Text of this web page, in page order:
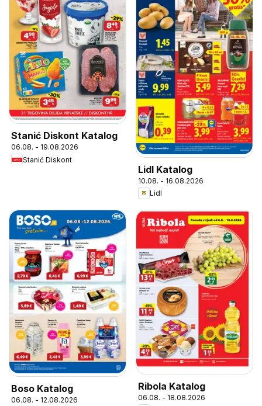
Stanić Diskont Katalog
06.08. - 19.08.2026
Stanić Diskont
Lidl Katalog
10.08. - 16.08.2026
Lidl
Boso Katalog
06.08. - 12.08.2026
Ribola Katalog
06.08. - 18.08.2026